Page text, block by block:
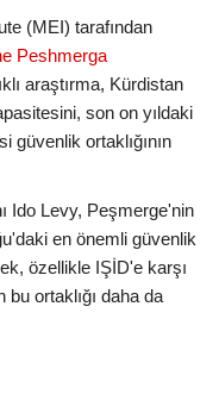
(MEI) tarafından
Peshmerga
araştırma, Kürdistan
son on yıldaki
güvenlik ortaklığının
Ido Levy, Peşmerge'nin
en önemli güvenlik
özellikle IŞİD'e karşı
ortaklığı daha da